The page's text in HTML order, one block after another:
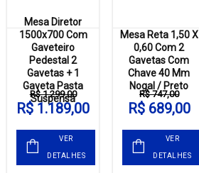
Mesa Diretor
1500x700 Com
Gaveteiro
Pedestal 2
Gavetas + 1
Gaveta Pasta
Suspensa
R$ 1.299,00
R$ 1.189,00
VER
DETALHES
Mesa Reta 1,50 X
0,60 Com 2
Gavetas Com
Chave 40 Mm
Nogal / Preto
R$ 747,00
R$ 689,00
VER
DETALHES